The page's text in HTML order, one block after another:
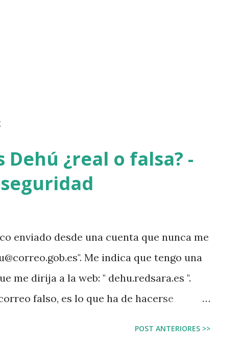
¿real o falsa? -
enviado desde una cuenta que nunca me
Me indica que tengo una
me dirija a la web: " dehu.redsara.es ".
falso, es lo que ha de hacerse
POST ANTERIORES >>